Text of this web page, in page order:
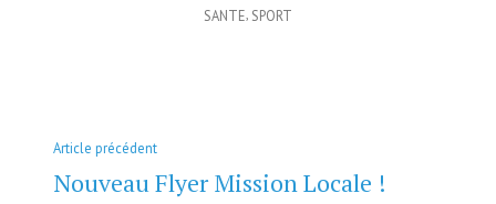
SANTE SPORT
Navigation
de
Article précédentArticle
précédent :
Nouveau Flyer Mission Locale !